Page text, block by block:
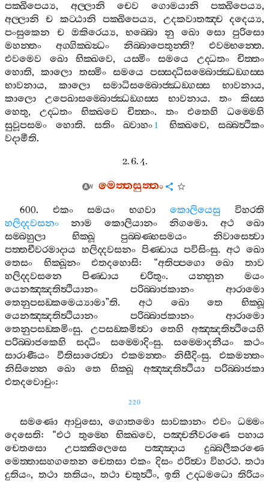
පක‍්ඛිපෙය්‍ය, අල‍්ලානි චෙව ගොමයානි පක‍්ඛිපෙය්‍ය,
අල‍්ලානි
ච කට‍්ඨානි පක‍්ඛිපෙය්‍ය, උදකවාතඤ‍්ච දදෙය්‍ය,
පංසුකෙන
ච ඔකිරෙය්‍ය, භබ‍්බො නු ඛො සො
පුරිසො
මහන‍්තං
අග‍්ගික‍්ඛන්‍ධං නිබ‍්බාපෙතුන‍්ති? එවම‍්භන‍්තෙ.
එවමෙව
ඛො භික‍්ඛවෙ, යස‍්මිං සමයෙ උද‍්ධතං
චිත‍්තං
හොති,කාලො තස‍්මිං සමයෙ
පස‍්සද‍්ධිසම‍්බොජ‍්ඣඞ‍්ගස‍්ස
භාවනාය,කාලො සමාධිසම‍්බොජ‍්ඣඞ‍්ගස‍්ස භාවනාය,
කාලො
උපෙඛාසම‍්බොජ‍්ඣඞ‍්ගස‍්ස භාවනාය. තං
කිස‍්ස
හෙතු, උද‍්ධතං භික‍්ඛවෙ චිත‍්තං. තං එතෙහි
ධම‍්මෙහි
සුවූපසමං
හොති. සතිං ඛ‍්වාහං 1 භික‍්ඛවෙ,සබ‍්බත්‍ථිකං
වදාමීති.
2. 6. 4.
මෙත‍්තසුත‍්තං
600. එකං සමයං භගවා කොලියෙසු
විහරති
හලිද‍්දවසනං
නාම කොලියානං නිගමො. අථ
ඛො
සම‍්බහුලා
භික‍්ඛූ පුබ‍්බණ‍්හසමයං
නිවාසෙත්‍වා
පත‍්තචීවරමාදාය හලිද‍්දවසනං පිණ‍්ඩාය පවිසිංසු.අථ ඛො
තෙසං
භික‍්ඛූනං එතදහොසි: “අතිප‍්පගො ඛො
තාව
හලිද‍්දවසනෙ
පිණ‍්ඩාය චරිතුං. යන‍්නූන
මයං
යෙනඤ‍්ඤතිත්‍ථියානං
පරිබ‍්බාජකානං
ආරාමො
තෙනුපසඞ‍්කමෙය්‍යාමා”ති. අථ ඛො තෙ
භික‍්ඛූ
යෙනඤ‍්ඤතිත්‍ථියානං
පරිබ‍්බාජකානං
ආරාමො
තෙනුපසඞ‍්කමිංසු. උපසඞ‍්කමිත්‍වා තෙහි
අඤ‍්ඤතිත්‍ථියෙහි
පරිබ‍්බාජකෙහි
සද‍්ධිං සම‍්මොදිංසු. සම‍්මොදනීයං
කථං
සාරාණීයං
වීතිසාරෙත්‍වා එකමන‍්තං නිසීදිංසු. එකමන‍්තං
නිසින‍්නෙ
ඛො තෙ භික‍්ඛූ අඤ‍්ඤතිත්‍ථියා
පරිබ‍්බාජකා
එතදවොචුං:
220
සමණො ආවුසො,ගොතමො සාවකානං එවං ධම‍්මං
දෙසෙති: “එථ තුම‍්හෙ භික‍්ඛවෙ,පඤ‍්චනීවරණෙ
පහාය
චෙතසො
උපක‍්කිලෙසෙ පඤ‍්ඤාය
දුබ‍්බලීකරණෙ
මෙත‍්තාසහගතෙන චෙතසා එකං දිසං ඵරිත්‍වා විහරථ.තථා
දුතියං,තථා තතියං, තථා චතුත්‍ථිං,ඉති උද‍්ධමධො තිරියං